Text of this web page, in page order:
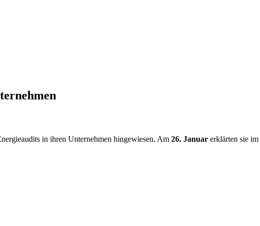
in ihren Unternehmen hingewiesen. Am 26. Januar erklärten sie im